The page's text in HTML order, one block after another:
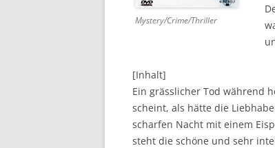
SONSTIGES
Mystery/Crime/Thriller
[Inhalt]
Ein grässlicher Tod während
scheint, als hätte die
scharfen Nacht mit einem
steht die schöne und sehr